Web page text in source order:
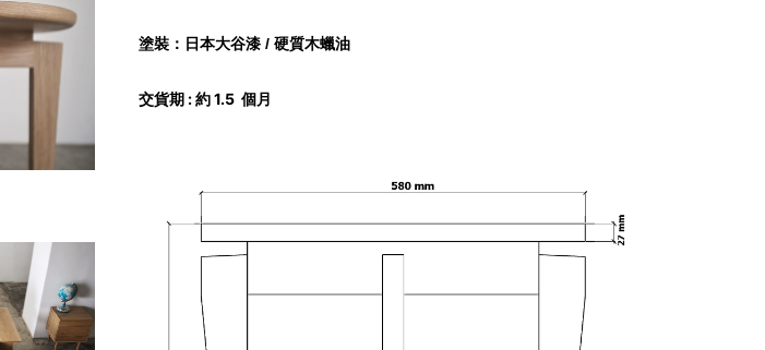
塗裝：日本大谷漆 / 硬質木蠟油
交貨期 : 約 1.5 個月